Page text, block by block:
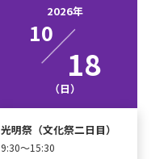
2026年
10
18
（日）
光明祭（文化祭二日目）
9:30～15:30